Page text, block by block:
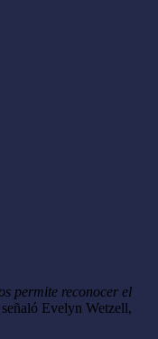
permite reconocer el
señaló Evelyn Wetzell,